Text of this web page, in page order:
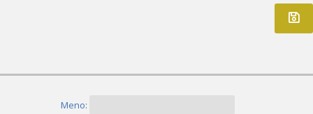
Meno: